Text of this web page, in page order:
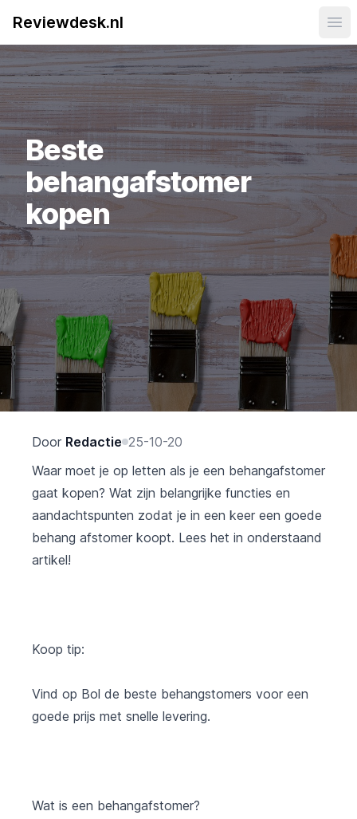
Reviewdesk.nl
Beste
behangafstomer
kopen
Door Redactie 25-10-20
Waar moet je op letten als je een behangafstomer
gaat kopen? Wat zijn belangrijke functies en
aandachtspunten zodat je in een keer een goede
behang afstomer koopt. Lees het in onderstaand
artikel!
Koop tip:
Vind op Bol de beste behangstomers voor een
goede prijs met snelle levering.
Wat is een behangafstomer?